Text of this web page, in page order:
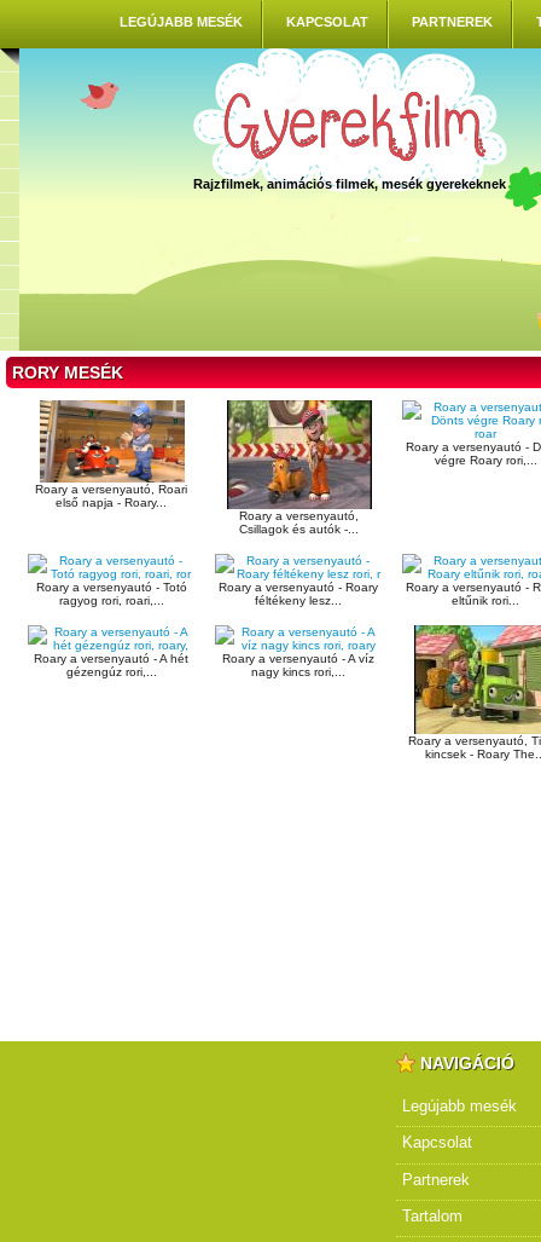
LEGÚJABB MESÉK KAPCSOLAT PARTNEREK
Rajzfilmek, animációs filmek, mesék gyerekeknek
RORY MESÉK
Roary a versenyautó, Roari
első napja - Roary...
Roary a versenyautó,
Csillagok és autók -...
Roary a versenyautó -
végre Roary rori,...
Roary a versenyautó - Totó
ragyog rori, roari,...
Roary a versenyautó - Roary
féltékeny lesz...
Roary a versenyautó -
eltűnik rori...
Roary a versenyautó - A hét
gézengúz rori,...
Roary a versenyautó - A víz
nagy kincs rori,...
Roary a versenyautó,
kincsek - Roary
NAVIGÁCIÓ
Legújabb mesék
Kapcsolat
Partnerek
Tartalom